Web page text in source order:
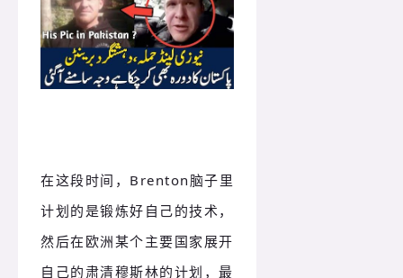
在这段时间，Brenton脑子里
计划的是锻炼好自己的技术，
然后在欧洲某个主要国家展开
自己的肃清穆斯林的计划，最